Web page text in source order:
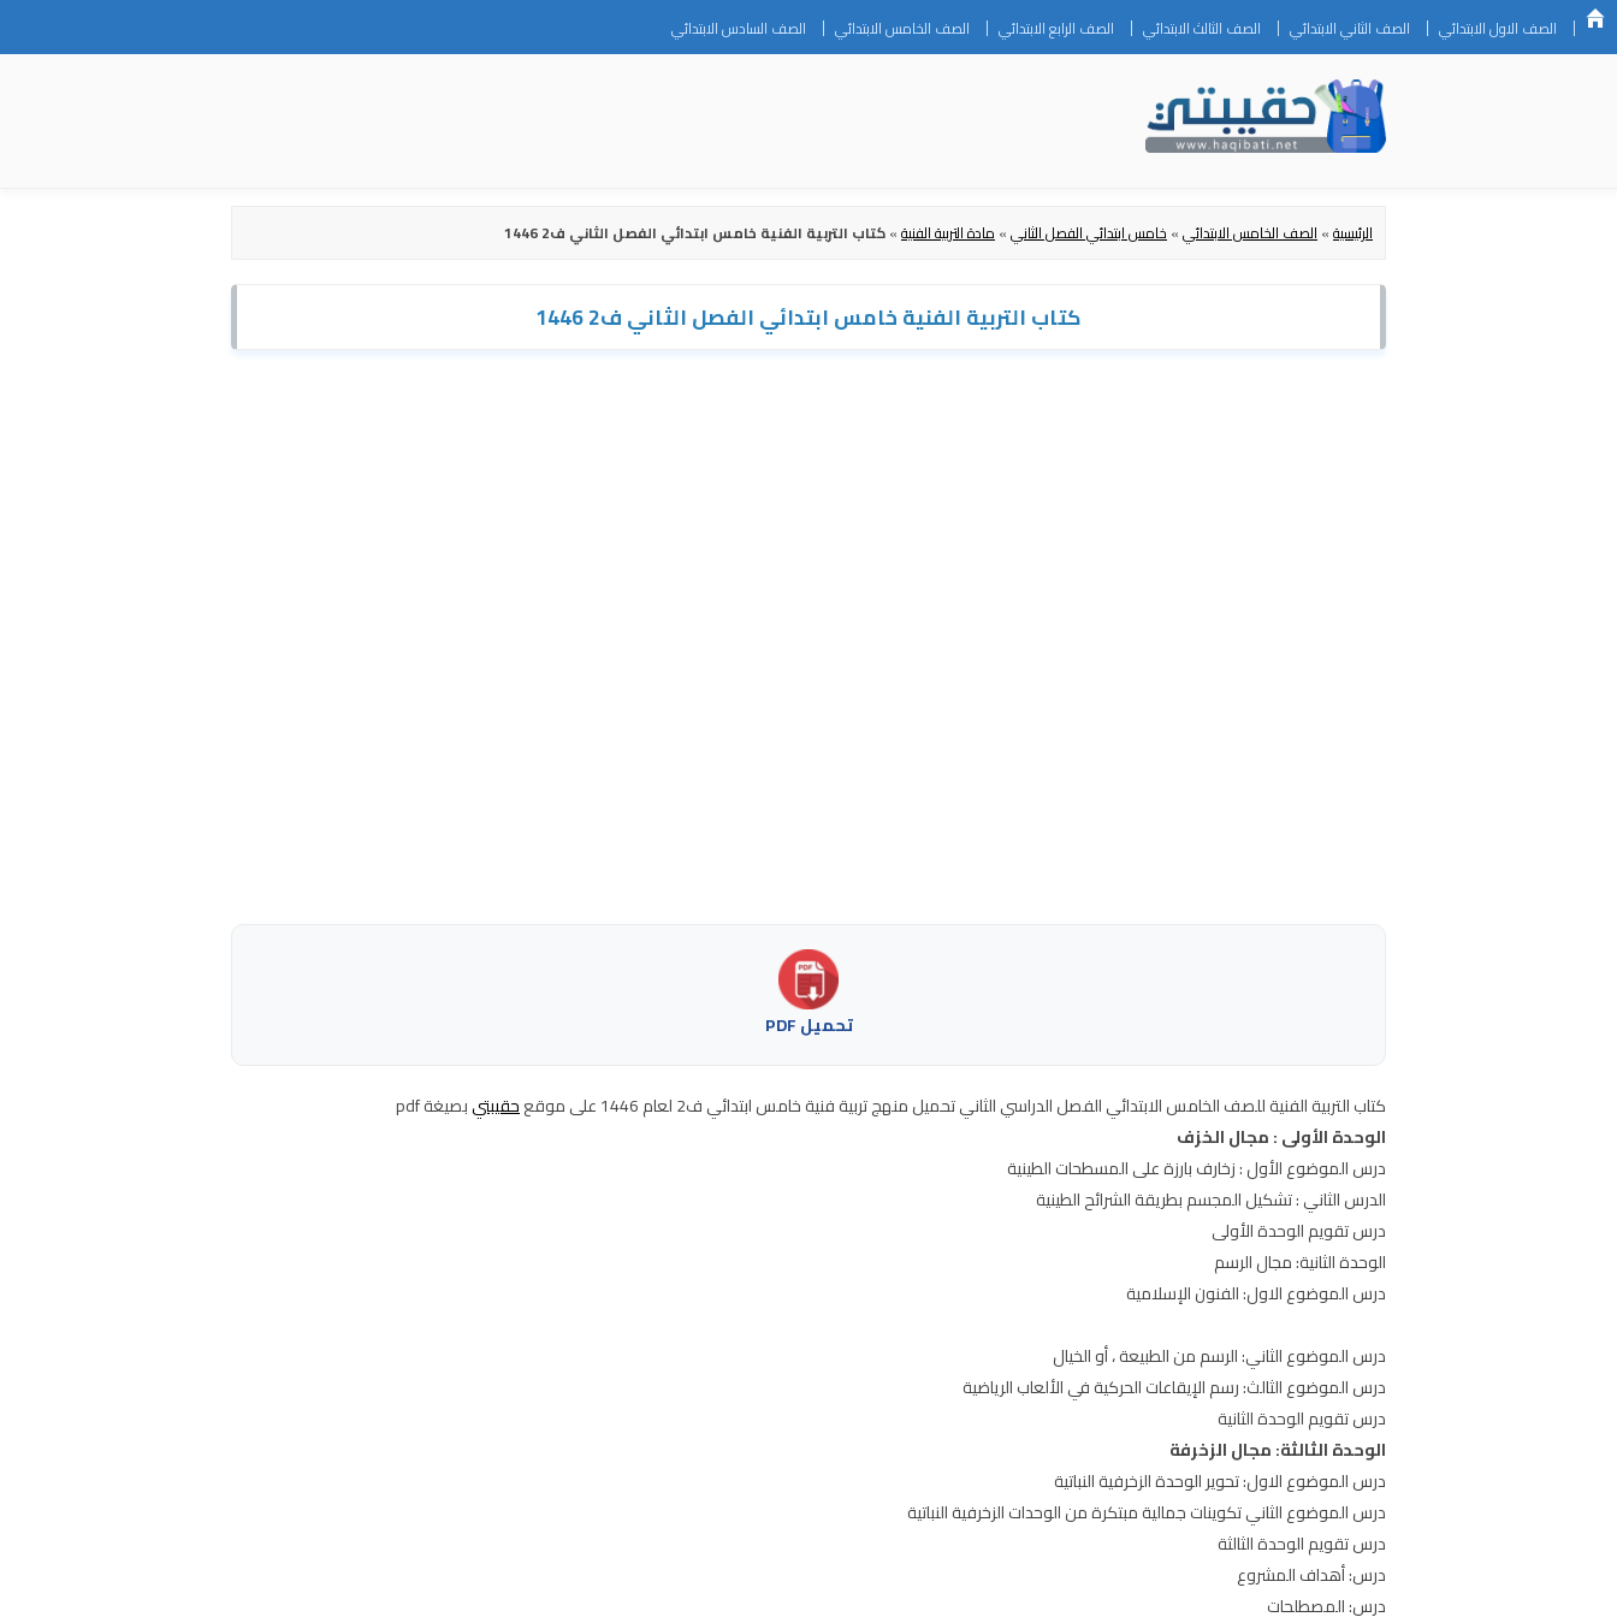
Skip
to
الصف الاول الابتدائي الصف الثاني الابتدائي الصف الثالث الابتدائي الصف الرابع الابتدائي الصف الخامس الابتدائي الصف السادس الابتدائي
الرئيسية»الصف الخامس الابتدائي»خامس ابتدائي الفصل الثاني»مادة التربية الفنية»كتاب التربية الفنية خامس ابتدائي الفصل الثاني ف2 1446
كتاب التربية الفنية خامس ابتدائي الفصل الثاني ف2 1446
تحميل PDF
كتاب التربية الفنية للصف الخامس الابتدائي الفصل الدراسي الثاني تحميل منهج تربية فنية خامس ابتدائي ف2 لعام 1446 على موقع حقيبتيبصيغة pdf
الوحدة الأولى : مجال الخزف
درس الموضوع الأول : زخارف بارزة على المسطحات الطينية
الدرس الثاني : تشكيل المجسم بطريقة الشرائح الطينية
درس تقويم الوحدة الأولى
الوحدة الثانية: مجال الرسم
درس الموضوع الاول: الفنون الإسلامية
درس الموضوع الثاني: الرسم من الطبيعة ، أو الخيال
درس الموضوع الثالث: رسم الإيقاعات الحركية في الألعاب الرياضية
درس تقويم الوحدة الثانية
الوحدة الثالثة: مجال الزخرفة
درس الموضوع الاول: تحوير الوحدة الزخرفية النباتية
درس الموضوع الثاني تكوينات جمالية مبتكرة من الوحدات الزخرفية النباتية
درس تقويم الوحدة الثالثة
درس: أهداف المشروع
درس: المصطلحات